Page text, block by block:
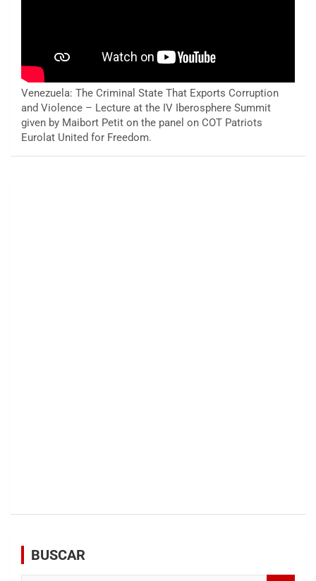
Venezuela: The Criminal State That Exports Corruption
and Violence – Lecture at the IV Iberosphere Summit
given by Maibort Petit on the panel on COT Patriots
Eurolat United for Freedom.
BUSCAR